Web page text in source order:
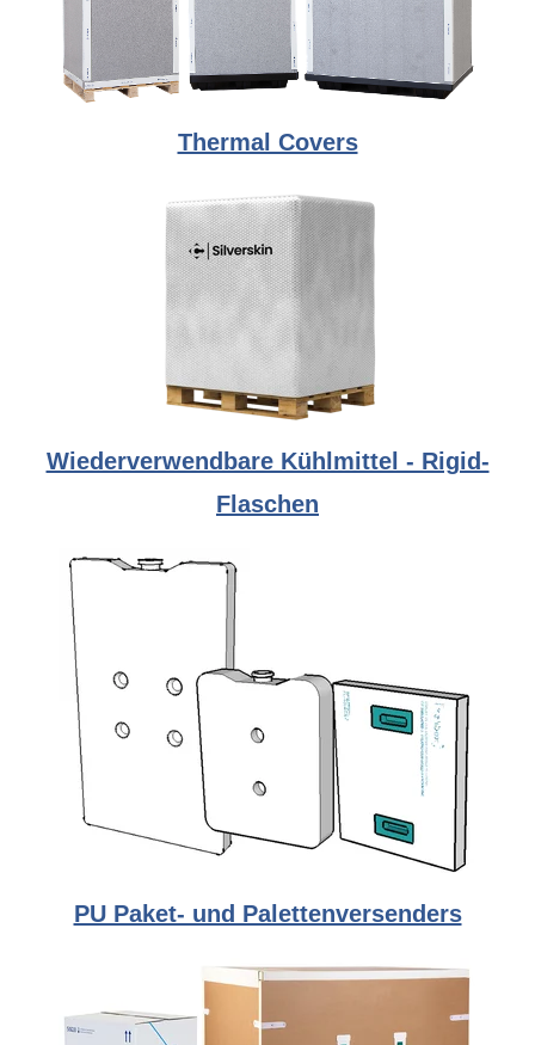
Thermal Covers
Wiederverwendbare Kühlmittel - Rigid-
Flaschen
PU Paket- und Palettenversenders